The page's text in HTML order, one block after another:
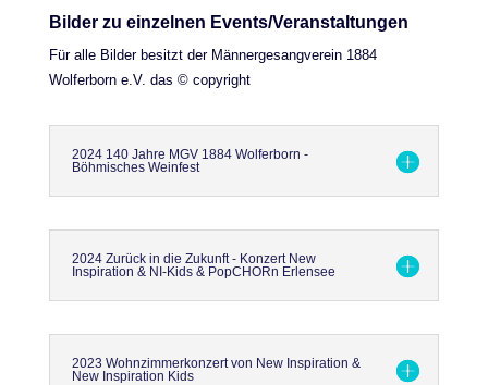
Bilder zu einzelnen Events/Veranstaltungen
Für alle Bilder besitzt der Männergesangverein 1884
Wolferborn e.V. das © copyright
2024 140 Jahre MGV 1884 Wolferborn -
Böhmisches Weinfest
2024 Zurück in die Zukunft - Konzert New
Inspiration & NI-Kids & PopCHORn Erlensee
2023 Wohnzimmerkonzert von New Inspiration &
New Inspiration Kids